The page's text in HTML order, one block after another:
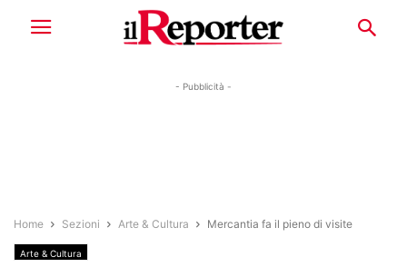
- Pubblicità -
Home Sezioni Arte & Cultura Mercantia fa il pieno di visite
Arte & Cultura